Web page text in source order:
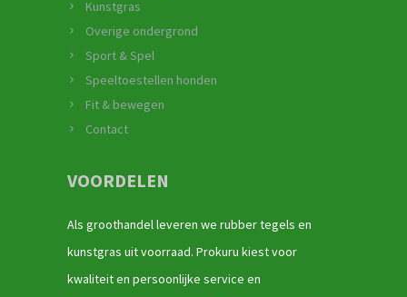
Kunstgras
Overige ondergrond
Sport & Spel
Speeltoestellen honden
Fit & bewegen
Contact
VOORDELEN
Als groothandel leveren we rubber tegels en
kunstgras uit voorraad. Prokuru kiest voor
kwaliteit en persoonlijke service en